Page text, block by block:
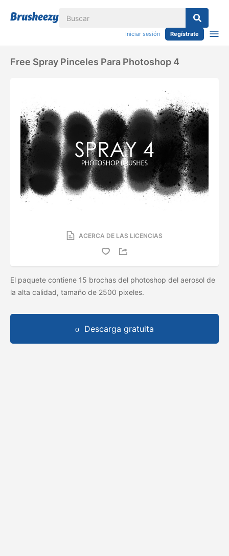
Iniciar sesión Regístrate
Free Spray Pinceles Para Photoshop 4
ACERCA DE LAS LICENCIAS
El paquete contiene 15 brochas del photoshop del aerosol de
la alta calidad, tamaño de 2500 pixeles.
Descarga gratuita